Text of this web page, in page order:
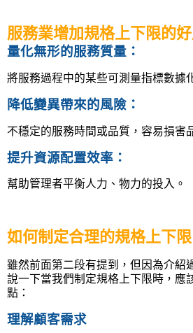
服務業增加規格上下限的
量化無形的服務質量 ：
將服務過程中的某些可測量指標數據
降低變異帶來的風險 ：
不穩定的服務時間或品質，容易損害
提升資源配置效率 ：
幫助管理者平衡人力、物力的投入。
如何制定合理的規格上下限
雖然前面第二段有提到，但因為介紹
說一下當我們制定規格上下限時，應
點：
理解顧客需求